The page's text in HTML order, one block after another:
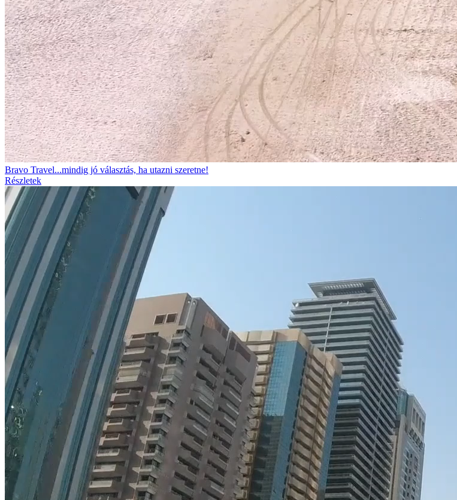
Bravo Travel...mindig jó választás, ha utazni szeretne!
Részletek